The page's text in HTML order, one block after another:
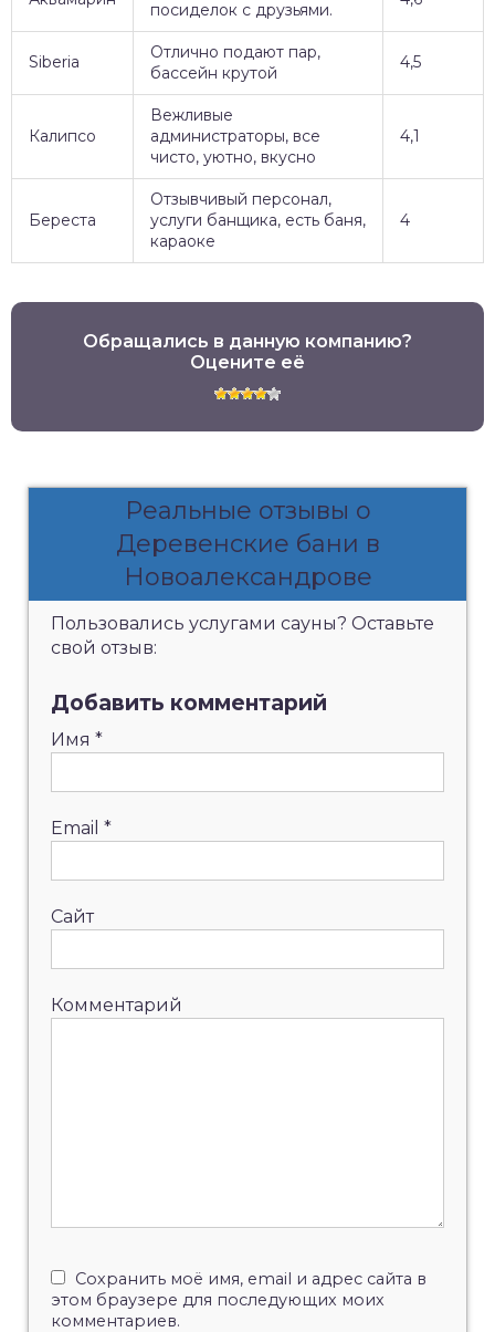
посиделок с друзьями.
Siberia
Отлично подают пар,
бассейн крутой
4,5
Калипсо
Вежливые
администраторы, все
чисто, уютно, вкусно
4,1
Береста
Отзывчивый персонал,
услуги банщика, есть баня,
караоке
4
Обращались в данную компанию?
Оцените её
Реальные отзывы о
Деревенские бани в
Новоалександрове
Пользовались услугами сауны? Оставьте
свой отзыв:
Добавить комментарий
Имя *
Email *
Сайт
Комментарий
Сохранить моё имя, email и адрес сайта в
этом браузере для последующих моих
комментариев.